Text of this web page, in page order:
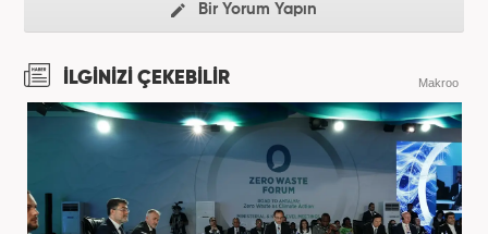
Bir Yorum Yapın
İLGİNİZİ ÇEKEBİLİR Makroo